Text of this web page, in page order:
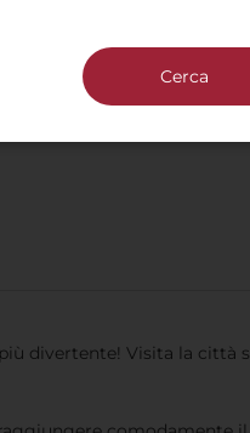
divertente! Visita la città
Cerca